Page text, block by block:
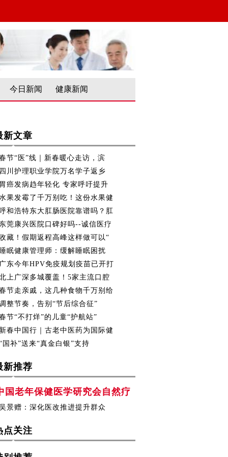
今日新闻 健康新闻
新文章
节“医”线｜新春暖心走访，滨
川护理职业学院万名学子返乡
癌发病趋年轻化 专家呼吁提升
果发霉了千万别吃！这份水果健
和浩特东大肛肠医院靠谱吗？肛
莞康兴医院口碑好吗--诚信医疗
藏！假期返程高峰这样做可以“
眠健康管理师：缓解睡眠困扰
东今年HPV免疫规划疫苗已开打
上广深多城覆盖！5家主流口腔
节走亲戚，这几种食物千万别给
整节奏，告别“节后综合征”
节“不打烊”的儿童“护航站”
春中国行｜古老中医药为国际健
国补”送来“真金白银”支持
新推荐
国老年保健医学研究会自然疗
景赠：深化医改推进提升群众
点关注